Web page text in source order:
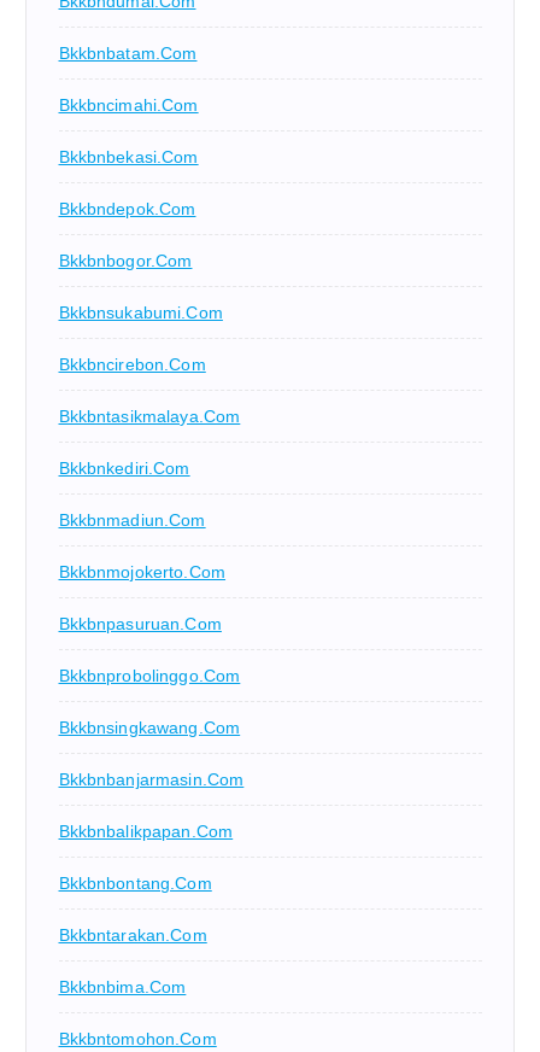
Bkkbnbatam.com
Bkkbncimahi.com
Bkkbnbekasi.com
Bkkbndepok.com
Bkkbnbogor.com
Bkkbnsukabumi.com
Bkkbncirebon.com
Bkkbntasikmalaya.com
Bkkbnkediri.com
Bkkbnmadiun.com
Bkkbnmojokerto.com
Bkkbnpasuruan.com
Bkkbnprobolinggo.com
Bkkbnsingkawang.com
Bkkbnbanjarmasin.com
Bkkbnbalikpapan.com
Bkkbnbontang.com
Bkkbntarakan.com
Bkkbnbima.com
Bkkbntomohon.com